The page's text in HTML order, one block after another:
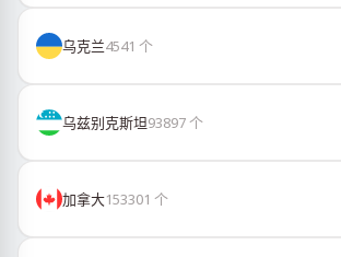
乌克兰4541 个
乌兹别克斯坦93897个
加拿大153301 个